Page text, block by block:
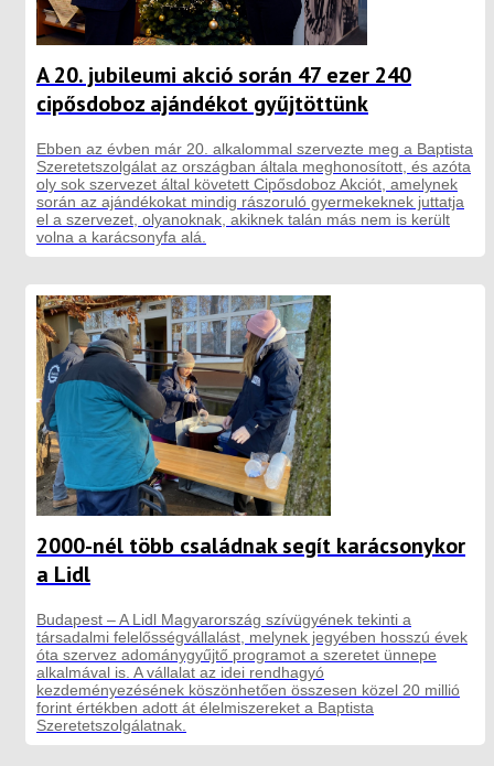
A 20. jubileumi akció során 47 ezer 240
cipősdoboz ajándékot gyűjtöttünk
Ebben az évben már 20. alkalommal szervezte meg a Baptista
Szeretetszolgálat az országban általa meghonosított, és azóta
oly sok szervezet által követett Cipősdoboz Akciót, amelynek
során az ajándékokat mindig rászoruló gyermekeknek juttatja
el a szervezet, olyanoknak, akiknek talán más nem is került
volna a karácsonyfa alá.
2000-nél több családnak segít karácsonykor
a Lidl
Budapest – A Lidl Magyarország szívügyének tekinti a
társadalmi felelősségvállalást, melynek jegyében hosszú évek
óta szervez adománygyűjtő programot a szeretet ünnepe
alkalmával is. A vállalat az idei rendhagyó
kezdeményezésének köszönhetően összesen közel 20 millió
forint értékben adott át élelmiszereket a Baptista
Szeretetszolgálatnak.